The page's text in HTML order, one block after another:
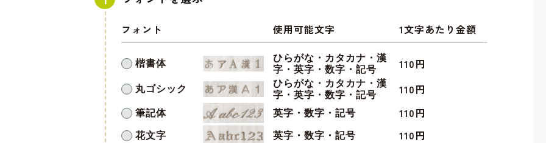
フォント 使用可能文字 1文字あたり金額
楷書体
ひらがな・カタカナ・漢
字・英字・数字・記号
110円
丸ゴシック
ひらがな・カタカナ・漢
字・英字・数字・記号
110円
筆記体 英字・数字・記号 110円
花文字 英字・数字・記号 110円